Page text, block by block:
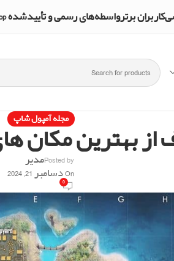
کاربران برترواسطه‌های رسمی و تأییدشده Ampol Shop | خرید و فروش اکانت فری فایر با واسطه
مجله آمپول شاپ
Posted byمدیر
On دسامبر 21, 2024
0